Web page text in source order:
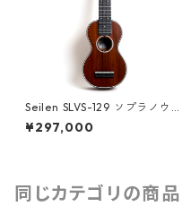
Seilen SLVS-129 ソプラノウク
レレ #1841
¥297,000
同じカテゴリの商品